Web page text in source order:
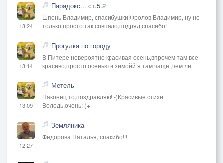
13:24
Парадокс... ст.5.2
Шпень Владимир, спасибушки!Фролов Владимир, ну не
только,просто так совпало,подряд,спасибо!
13:14
Прогулка по городу
В Питере невероятно красивая осень,впрочем там все
красиво,просто осенью и зимойй я там чаще ,чем ле
13:09
Метель
Наконец то,поздравляю!:-)Красивые стихи
Володь,очень:-)+
12:27
Земляника
Фёдорова Наталья, спасибо!!!